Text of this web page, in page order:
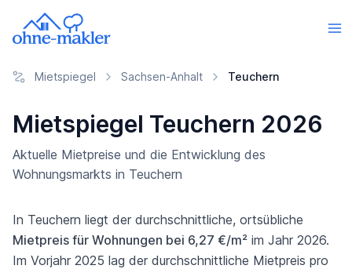
Mietspiegel Sachsen-Anhalt Teuchern
Mietspiegel Teuchern 2026
Aktuelle Mietpreise und die Entwicklung des
Wohnungsmarkts in Teuchern
In Teuchern liegt der durchschnittliche, ortsübliche
Mietpreis für Wohnungen bei 6,27 €/m² im Jahr 2026.
Im Vorjahr 2025 lag der durchschnittliche Mietpreis pro